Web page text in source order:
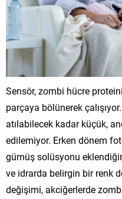
Sensör, zombi hücre
parçaya bölünerek
atılabilecek kadar küçük,
edilemiyor. Erken dönem
gümüş solüsyonu
ve idrarda belirgin bir renk
değişimi, akciğerlerde